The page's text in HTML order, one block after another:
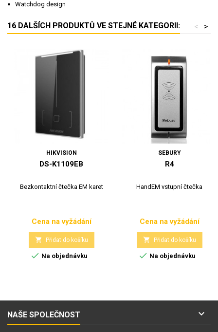
Watchdog design
16 DALŠÍCH PRODUKTŮ VE STEJNÉ KATEGORII: >
<
HIKVISION
DS-K1109EB
Bezkontaktní čtečka EM karet
Cena
Cena na vyžádání
 Přidat do košíku
 Na objednávku
SEBURY
R4
HandEM vstupní čtečka
Cena
Cena na vyžádání
 Přidat do košíku
 Na objednávku
NAŠE SPOLEČNOST 